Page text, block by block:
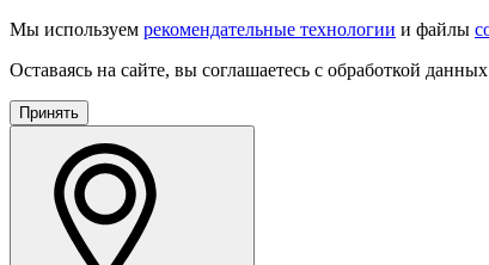
Мы используем рекомендательные технологии и файлы
Оставаясь на сайте, вы соглашаетесь с обработкой
Принять